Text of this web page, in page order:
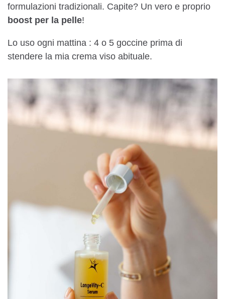
formulazioni tradizionali. Capite? Un vero e proprio
boost per la pelle!
Lo uso ogni mattina : 4 o 5 goccine prima di
stendere la mia crema viso abituale.